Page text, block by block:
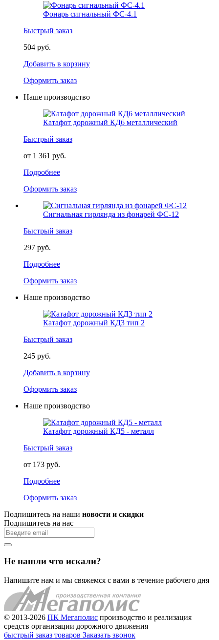
Фонарь сигнальный ФС-4.1
Быстрый заказ
504 руб.
Добавить в корзину
Оформить заказ
Наше производство
Катафот дорожный КД6 металлический
Быстрый заказ
от 1 361 руб.
Подробнее
Оформить заказ
Сигнальная гирлянда из фонарей ФС-12
Быстрый заказ
297 руб.
Подробнее
Оформить заказ
Наше производство
Катафот дорожный КД3 тип 2
Быстрый заказ
245 руб.
Добавить в корзину
Оформить заказ
Наше производство
Катафот дорожный КД5 - металл
Быстрый заказ
от 173 руб.
Подробнее
Оформить заказ
Подпишитесь на наши новости и скидки
Подпишитесь на нас
Не нашли что искали?
Напишите нам и мы свяжемся с вами в течение рабочего дня
© 2013-2026 ПК Мегаполис производство и реализация
средств организации дорожного движения
быстрый заказ товаров Заказать звонок